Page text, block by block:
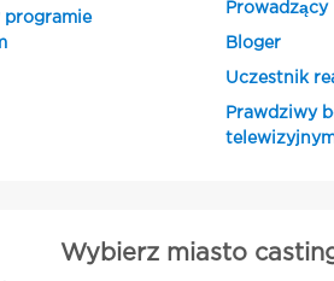
programie
Prowadzący
Bloger
Uczestnik
Prawdziwy
Wybierz miasto